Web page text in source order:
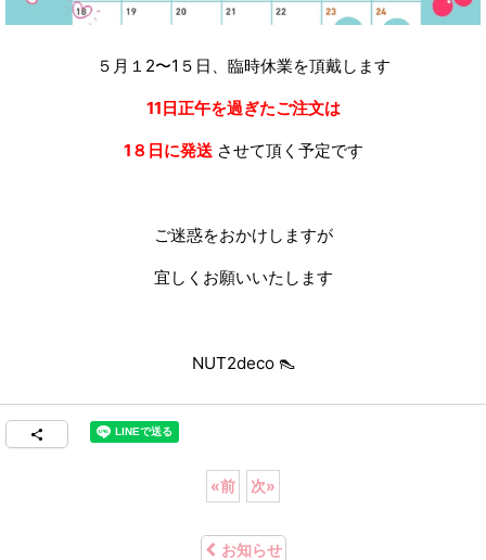
５月１2〜1５日、臨時休業を頂戴します
11日正午を過ぎたご注文は
1８日に発送 させて頂く予定です
ご迷惑をおかけしますが
宜しくお願いいたします
NUT2deco 👠
«前 次»
お知らせ